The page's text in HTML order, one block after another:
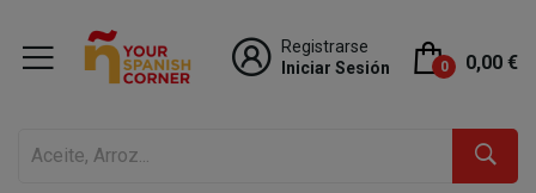
Registrarse
Iniciar Sesión
0 0,00 €